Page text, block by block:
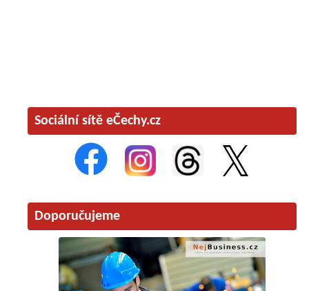
Sociální sítě eČechy.cz
Doporučujeme